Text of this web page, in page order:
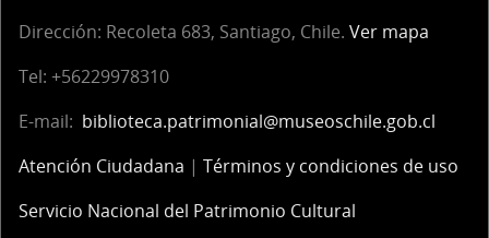
Dirección: Recoleta 683, Santiago, Chile. Ver mapa
Tel: +56229978310
E-mail: biblioteca.patrimonial@museoschile.gob.cl
Atención Ciudadana | Términos y condiciones de uso
Servicio Nacional del Patrimonio Cultural